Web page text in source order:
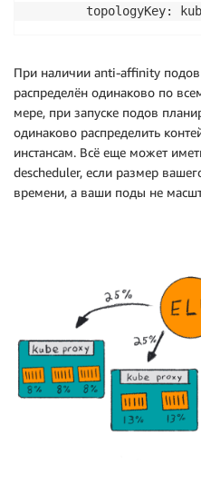
topologyKey:
При наличии anti-affinity
распределён одинаково по
мере, при запуске подов
одинаково распределить
инстансам. Всё еще может
descheduler, если размер
времени, а ваши поды не